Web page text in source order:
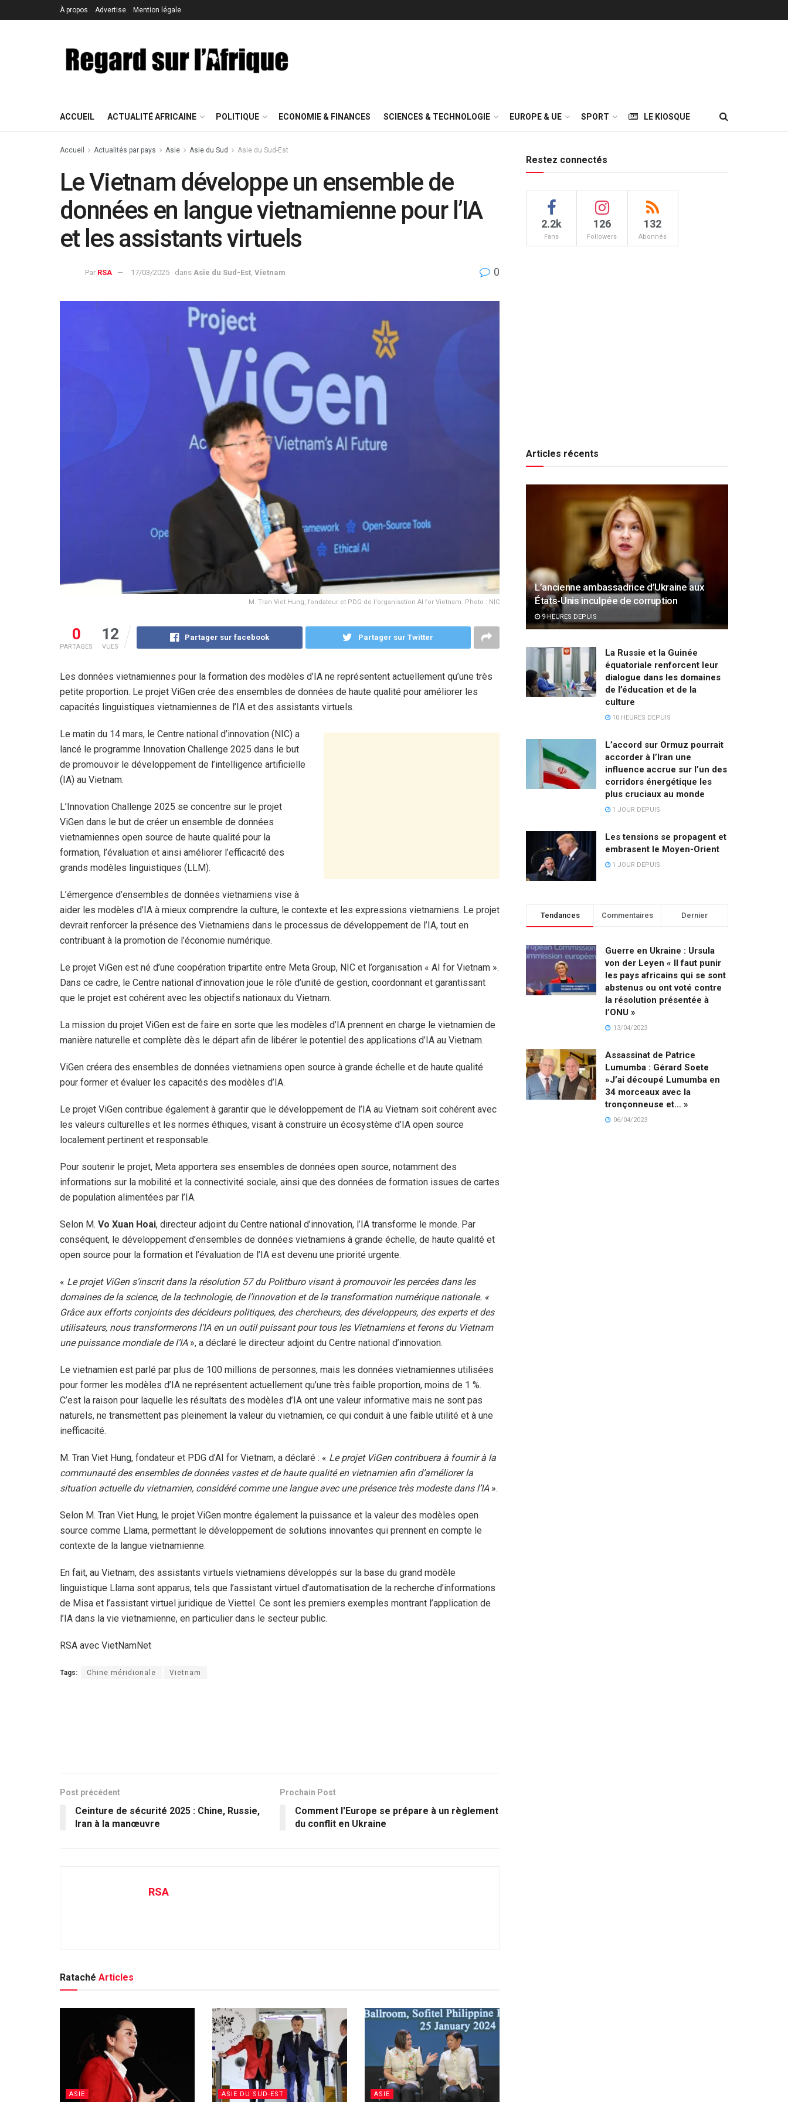
À propos Advertise Mention légale
ACCUEIL ACTUALITÉ AFRICAINE POLITIQUE ECONOMIE & FINANCES SCIENCES & TECHNOLOGIE EUROPE & UE SPORT LE KIOSQUE
Accueil Actualités par pays Asie Asie du Sud Asie du Sud-Est
Le Vietnam développe un ensemble de
données en langue vietnamienne pour l’IA
et les assistants virtuels
Par RSA 17/03/2025 dans Asie du Sud-Est Vietnam 0
M. Tran Viet Hung, fondateur et PDG de l'organisation AI for Vietnam. Photo : NIC
0
PARTAGES
12
VUES
Partager sur facebook Partager sur Twitter
Les données vietnamiennes pour la formation des modèles d’IA ne représentent actuellement qu’une très
petite proportion. Le projet ViGen crée des ensembles de données de haute qualité pour améliorer les
capacités linguistiques vietnamiennes de l’IA et des assistants virtuels.
Le matin du 14 mars, le Centre national d’innovation (NIC) a
lancé le programme Innovation Challenge 2025 dans le but
de promouvoir le développement de l’intelligence artificielle
(IA) au Vietnam.
L’Innovation Challenge 2025 se concentre sur le projet
ViGen dans le but de créer un ensemble de données
vietnamiennes open source de haute qualité pour la
formation, l’évaluation et ainsi améliorer l’efficacité des
grands modèles linguistiques (LLM).
L’émergence d’ensembles de données vietnamiens vise à
aider les modèles d’IA à mieux comprendre la culture, le contexte et les expressions vietnamiens. Le projet
devrait renforcer la présence des Vietnamiens dans le processus de développement de l’IA, tout en
contribuant à la promotion de l’économie numérique.
Le projet ViGen est né d’une coopération tripartite entre Meta Group, NIC et l’organisation « AI for Vietnam ».
Dans ce cadre, le Centre national d’innovation joue le rôle d’unité de gestion, coordonnant et garantissant
que le projet est cohérent avec les objectifs nationaux du Vietnam.
La mission du projet ViGen est de faire en sorte que les modèles d’IA prennent en charge le vietnamien de
manière naturelle et complète dès le départ afin de libérer le potentiel des applications d’IA au Vietnam.
ViGen créera des ensembles de données vietnamiens open source à grande échelle et de haute qualité
pour former et évaluer les capacités des modèles d’IA.
Le projet ViGen contribue également à garantir que le développement de l’IA au Vietnam soit cohérent avec
les valeurs culturelles et les normes éthiques, visant à construire un écosystème d’IA open source
localement pertinent et responsable.
Pour soutenir le projet, Meta apportera ses ensembles de données open source, notamment des
informations sur la mobilité et la connectivité sociale, ainsi que des données de formation issues de cartes
de population alimentées par l’IA.
Selon M. Vo Xuan Hoai, directeur adjoint du Centre national d’innovation, l’IA transforme le monde. Par
conséquent, le développement d’ensembles de données vietnamiens à grande échelle, de haute qualité et
open source pour la formation et l’évaluation de l’IA est devenu une priorité urgente.
« Le projet ViGen s’inscrit dans la résolution 57 du Politburo visant à promouvoir les percées dans les
domaines de la science, de la technologie, de l’innovation et de la transformation numérique nationale. «
Grâce aux efforts conjoints des décideurs politiques, des chercheurs, des développeurs, des experts et des
utilisateurs, nous transformerons l’IA en un outil puissant pour tous les Vietnamiens et ferons du Vietnam
une puissance mondiale de l’IA», a déclaré le directeur adjoint du Centre national d’innovation.
Le vietnamien est parlé par plus de 100 millions de personnes, mais les données vietnamiennes utilisées
pour former les modèles d’IA ne représentent actuellement qu’une très faible proportion, moins de 1 %.
C’est la raison pour laquelle les résultats des modèles d’IA ont une valeur informative mais ne sont pas
naturels, ne transmettent pas pleinement la valeur du vietnamien, ce qui conduit à une faible utilité et à une
inefficacité.
M. Tran Viet Hung, fondateur et PDG d’AI for Vietnam, a déclaré : « Le projet ViGen contribuera à fournir à la
communauté des ensembles de données vastes et de haute qualité en vietnamien afin d’améliorer la
situation actuelle du vietnamien, considéré comme une langue avec une présence très modeste dans l’IA».
Selon M. Tran Viet Hung, le projet ViGen montre également la puissance et la valeur des modèles open
source comme Llama, permettant le développement de solutions innovantes qui prennent en compte le
contexte de la langue vietnamienne.
En fait, au Vietnam, des assistants virtuels vietnamiens développés sur la base du grand modèle
linguistique Llama sont apparus, tels que l’assistant virtuel d’automatisation de la recherche d’informations
de Misa et l’assistant virtuel juridique de Viettel. Ce sont les premiers exemples montrant l’application de
l’IA dans la vie vietnamienne, en particulier dans le secteur public.
RSA avec VietNamNet
Tags: Chine méridionale Vietnam
Post précédent
Ceinture de sécurité 2025 : Chine, Russie,
Iran à la manœuvre
Prochain Post
Comment l'Europe se prépare à un règlement
du conflit en Ukraine
RSA
Rataché Articles
ASIE ASIE DU SUD-EST ASIE
Restez connectés
2.2k
Fans
126
Followers
132
Abonnés
Articles récents
L’ancienne ambassadrice d’Ukraine aux
États-Unis inculpée de corruption
9 HEURES DEPUIS
La Russie et la Guinée
équatoriale renforcent leur
dialogue dans les domaines
de l’éducation et de la
culture
10 HEURES DEPUIS
L’accord sur Ormuz pourrait
accorder à l’Iran une
influence accrue sur l’un des
corridors énergétique les
plus cruciaux au monde
1 JOUR DEPUIS
Les tensions se propagent et
embrasent le Moyen-Orient
1 JOUR DEPUIS
Tendances Commentaires Dernier
Guerre en Ukraine : Ursula
von der Leyen « Il faut punir
les pays africains qui se sont
abstenus ou ont voté contre
la résolution présentée à
l’ONU »
13/04/2023
Assassinat de Patrice
Lumumba : Gérard Soete
»J’ai découpé Lumumba en
34 morceaux avec la
tronçonneuse et… »
06/04/2023